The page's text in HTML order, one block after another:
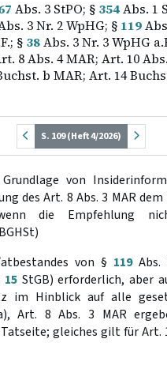
Abs. 3 StPO; § 354Abs. 1
3 Nr. 2 WpHG; § 119
§ 38Abs. 3 Nr. 3 WpHG
8 Abs. 4 MAR; Art. 10
b MAR; Art. 14
S. 109 (Heft 4/2026)
von
des Art. 8 Abs. 3 MAR
wenn die Empfehlung
von § 119Abs.
15StGB) erforderlich, aber
im Hinblick auf alle
Art. 8 Abs. 3 MAR
gleiches gilt für Art.